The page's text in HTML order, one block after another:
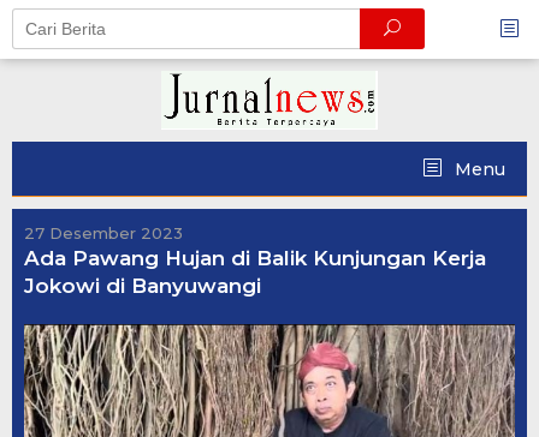
Skip
content
Menu
27 Desember 2023
Ada Pawang Hujan di Balik Kunjungan Kerja
Jokowi di Banyuwangi